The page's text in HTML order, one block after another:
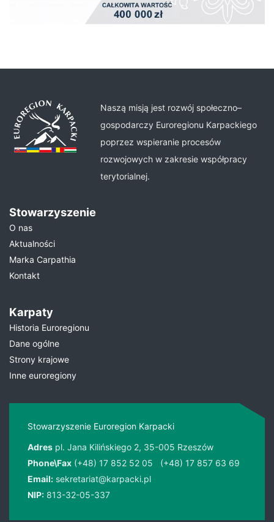
Naszą misją jest rozwój społeczno–
gospodarczy Euroregionu Karpackiego
poprzez wspieranie procesów
rozwojowych w zakresie współpracy
terytorialnej.
Stowarzyszenie
O nas
Aktualności
Marka Carpathia
Kontakt
Karpaty
Historia Euroregionu
Dane ogólne
Strony krajowe
Inne euroregiony
Stowarzyszenie Euroregion Karpacki
Adres pl. Jana Kilińskiego 2, 35-005 Rzeszów
Phone\Fax (+48) 17 852 52 05
(+48) 17 857 63 69
Email: sekretariat@karpacki.pl
NIP: 813-32-05-337